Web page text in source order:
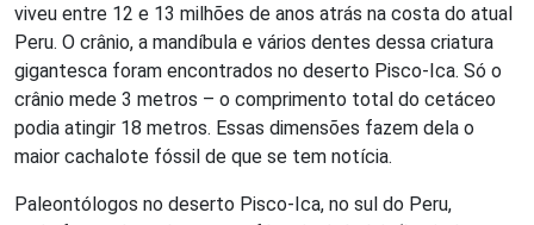
viveu entre 12 e 13 milhões de anos atrás na costa do atual
Peru. O crânio, a mandíbula e vários dentes dessa criatura
gigantesca foram encontrados no deserto Pisco-Ica. Só o
crânio mede 3 metros – o comprimento total do cetáceo
podia atingir 18 metros. Essas dimensões fazem dela o
maior cachalote fóssil de que se tem notícia.
Paleontólogos no deserto Pisco-Ica, no sul do Peru,